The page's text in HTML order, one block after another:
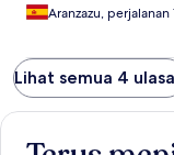
Aranzazu, perjalanan
Lihat semua 4